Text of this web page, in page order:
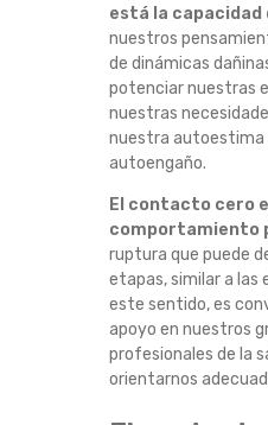
está la capacidad
nuestros
de dinámicas
potenciar nuestras
nuestras
nuestra autoestima
autoengaño.
El contacto cero
comportamiento
ruptura que puede
etapas, similar a las
este sentido, es
apoyo en nuestros
profesionales de la
orientarnos